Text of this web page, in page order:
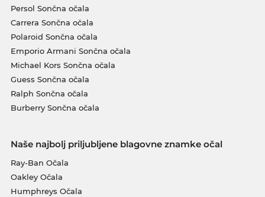
Persol Sončna očala
Carrera Sončna očala
Polaroid Sončna očala
Emporio Armani Sončna očala
Michael Kors Sončna očala
Guess Sončna očala
Ralph Sončna očala
Burberry Sončna očala
Naše najbolj priljubljene blagovne znamke očal
Ray-Ban Očala
Oakley Očala
Humphreys Očala